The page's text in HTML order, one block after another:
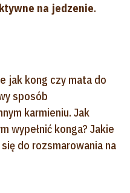
na jedzenie.
jak kong czy mata do
sposób
karmieniu. Jak
wypełnić konga? Jakie
do rozsmarowania na